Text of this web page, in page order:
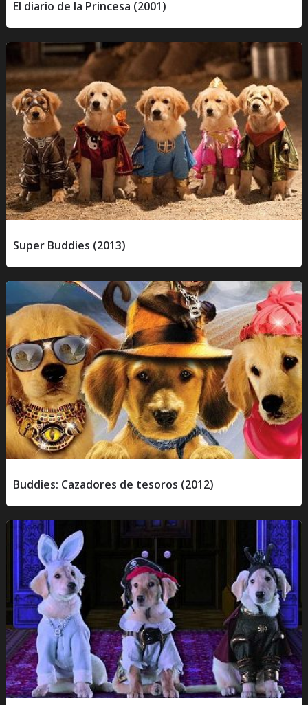
El diario de la Princesa (2001)
Super Buddies (2013)
Buddies: Cazadores de tesoros (2012)